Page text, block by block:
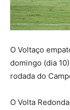
O Voltaço
domingo (dia
rodada do
O Volta